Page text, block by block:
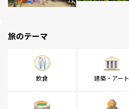
旅のテーマ
飲食 建築・アート